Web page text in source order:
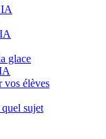
glace
vos élèves
sujet